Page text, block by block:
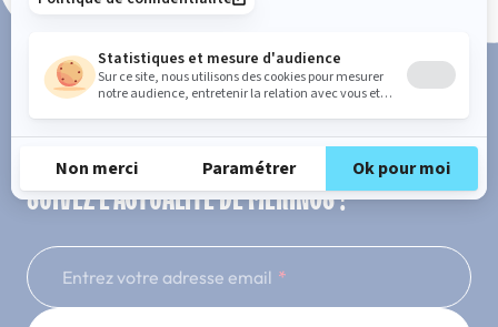
SUIVEZ L'ACTUALITÉ DE MERINOS !
Entrez votre adresse email